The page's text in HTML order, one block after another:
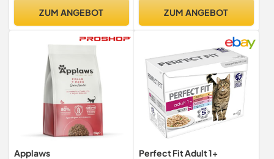
Präbiotika (Huhn) 12x85g
ZUM ANGEBOT ZUM ANGEBOT
Applaws
Perfect Fit Adult 1+